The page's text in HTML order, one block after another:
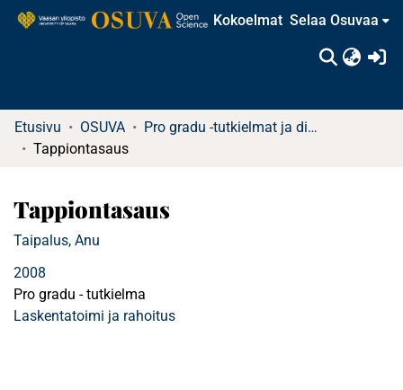
Kokoelmat Selaa Osuvaa
Etusivu OSUVA
Pro gradu -tutkielmat ja diplomityöt (rajattu saatavuus)
Tappiontasaus
Tappiontasaus
Taipalus, Anu
2008
Pro gradu - tutkielma
Laskentatoimi ja rahoitus